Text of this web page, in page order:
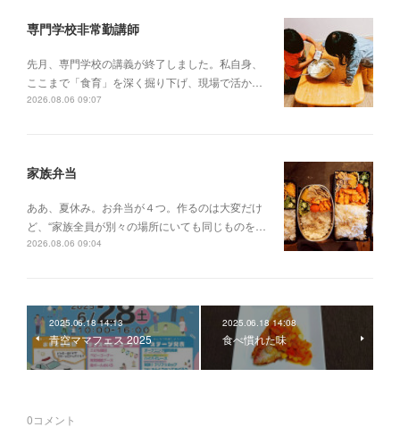
専門学校非常勤講師
先月、専門学校の講義が終了しました。私自身、
ここまで「食育」を深く掘り下げ、現場で活か…
2026.08.06 09:07
家族弁当
ああ、夏休み。お弁当が４つ。作るのは大変だけ
ど、“家族全員が別々の場所にいても同じものを…
2026.08.06 09:04
2025.06.18 14:13
青空ママフェス 2025
2025.06.18 14:08
食べ慣れた味
0コメント